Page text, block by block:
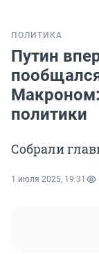
ПОЛИТИКА
Путин
политики
Собрали
1 июля 2025, 19:31